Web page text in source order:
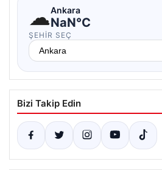
☁Ankara
NaN°C
ŞEHIR SEÇ
Bizi Takip Edin